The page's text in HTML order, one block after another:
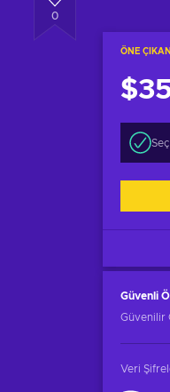
0
ÖNE
Güvenli
Güvenilir
Veri